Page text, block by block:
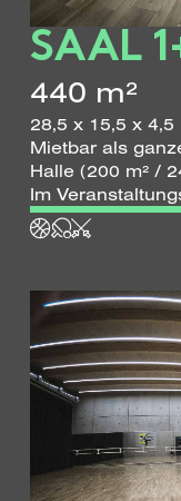
SAAL
440 m²
28,5 x 15,5 x 4,5
Mietbar als
Halle (200 m² /
Im